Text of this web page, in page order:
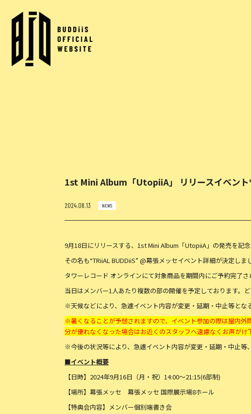
1st Mini Album「UtopiiA」 リリースイベント
2024.08.13 NEWS
9月18日にリリースする、1st Mini Album「UtopiiA」の発売を記
その名も“TRiiAL BUDDiiS” @幕張メッセイベント詳細が決定しま
タワーレコード オンラインにて対象商品を期間内にご予約完了
当日はメンバー1人あたり複数の部の開催を予定しております。
※天候などにより、急遽イベント内容が変更・延期・中止等とな
※暑くなることが予想されますので、イベント参加の際は屋内
分が優れなくなった場合はお近くのスタッフへ遠慮なくお声がけ
※今後の状況等により、急遽イベント内容が変更・延期・中止等
■イベント概要
【日時】2024年9月16日（月・祝）14:00～21:15(6部制)
【場所】幕張メッセ 幕張メッセ 国際展示場8ホール
【特典会内容】メンバー個別端書き会